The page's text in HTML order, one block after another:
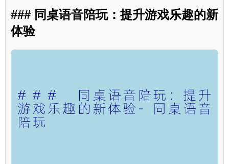
### 同桌语音陪玩：提升游戏乐趣的新
体验